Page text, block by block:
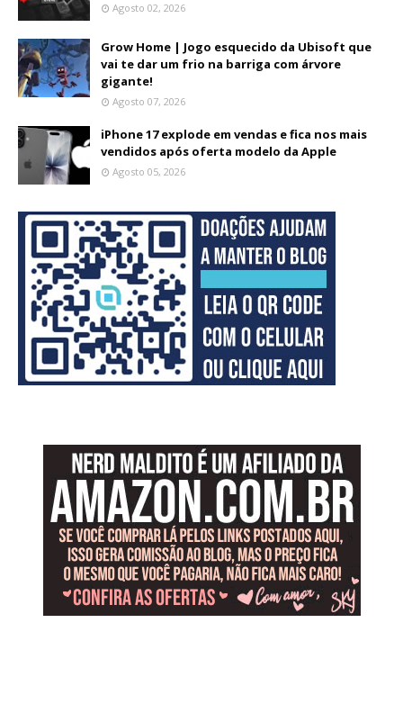
Agosto 02, 2026
Grow Home | Jogo esquecido da Ubisoft que
vai te dar um frio na barriga com árvore
gigante!
Agosto 07, 2026
iPhone 17 explode em vendas e fica nos mais
vendidos após oferta modelo da Apple
Agosto 05, 2026